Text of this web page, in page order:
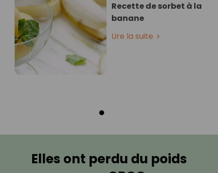
Recette de sorbet à la
banane
Lire la suite
Elles ont perdu du poids